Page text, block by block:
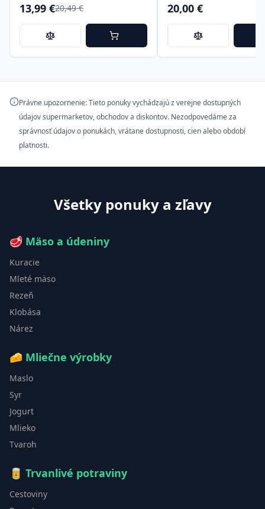
13,99 €20,49 € 20,00 €
Právne upozornenie: Tieto ponuky vychádzajú z verejne dostupných
údajov supermarketov, obchodov a diskontov. Nezodpovedáme za
správnosť údajov o ponukách, vrátane dostupnosti, cien alebo období
platnosti.
Všetky ponuky a zľavy
🥩 Mäso a údeniny
Kuracie
Mleté mäso
Rezeň
Klobása
Nárez
🧀 Mliečne výrobky
Maslo
Syr
Jogurt
Mlieko
Tvaroh
🥫 Trvanlivé potraviny
Cestoviny